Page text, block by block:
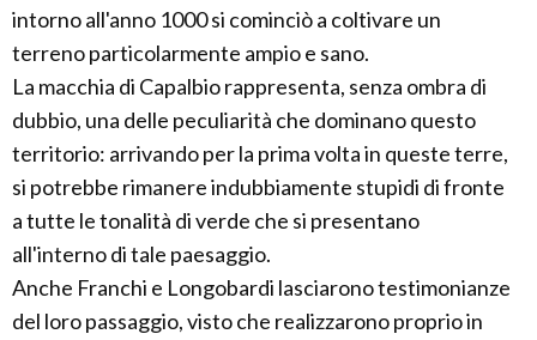
intorno all'anno 1000 si cominciò a coltivare un
terreno particolarmente ampio e sano.
La macchia di Capalbio rappresenta, senza ombra di
dubbio, una delle peculiarità che dominano questo
territorio: arrivando per la prima volta in queste terre,
si potrebbe rimanere indubbiamente stupidi di fronte
a tutte le tonalità di verde che si presentano
all'interno di tale paesaggio.
Anche Franchi e Longobardi lasciarono testimonianze
del loro passaggio, visto che realizzarono proprio in